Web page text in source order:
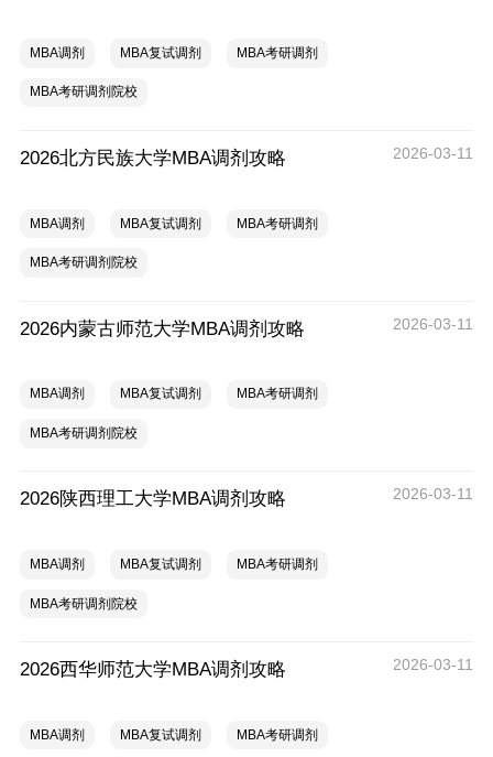
MBA调剂 MBA复试调剂 MBA考研调剂
MBA考研调剂院校
2026北方民族大学MBA调剂攻略 2026-03-11
MBA调剂 MBA复试调剂 MBA考研调剂
MBA考研调剂院校
2026内蒙古师范大学MBA调剂攻略 2026-03-11
MBA调剂 MBA复试调剂 MBA考研调剂
MBA考研调剂院校
2026陕西理工大学MBA调剂攻略 2026-03-11
MBA调剂 MBA复试调剂 MBA考研调剂
MBA考研调剂院校
2026西华师范大学MBA调剂攻略 2026-03-11
MBA调剂 MBA复试调剂 MBA考研调剂